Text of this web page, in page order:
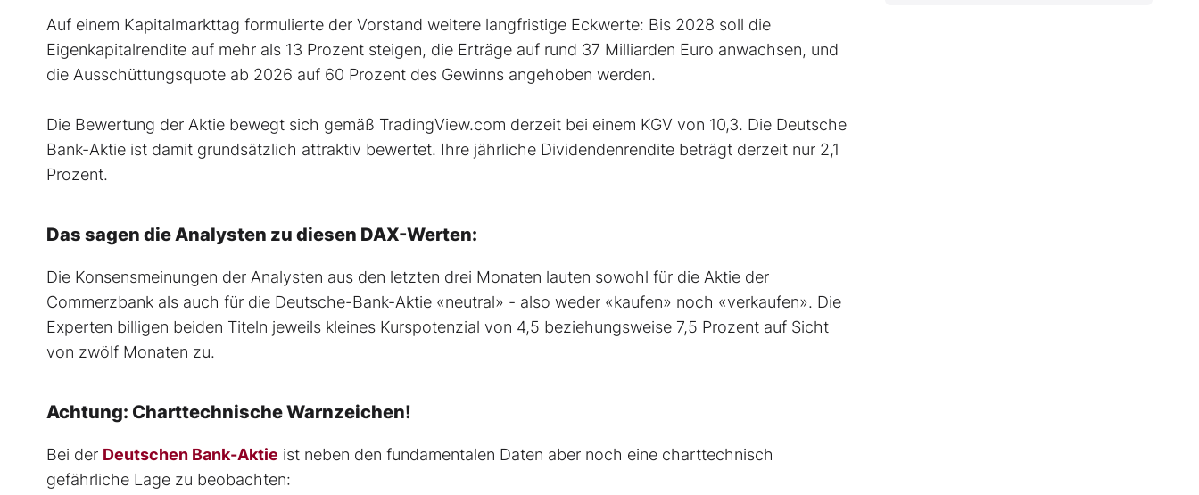
Auf einem Kapitalmarkttag formulierte der Vorstand weitere langfristige Eckwerte: Bis 2028 soll die
Eigenkapitalrendite auf mehr als 13 Prozent steigen, die Erträge auf rund 37 Milliarden Euro anwachsen, und
die Ausschüttungsquote ab 2026 auf 60 Prozent des Gewinns angehoben werden.
Die Bewertung der Aktie bewegt sich gemäß TradingView.com derzeit bei einem KGV von 10,3. Die Deutsche
Bank-Aktie ist damit grundsätzlich attraktiv bewertet. Ihre jährliche Dividendenrendite beträgt derzeit nur 2,1
Prozent.
Das sagen die Analysten zu diesen DAX-Werten:
Die Konsensmeinungen der Analysten aus den letzten drei Monaten lauten sowohl für die Aktie der
Commerzbank als auch für die Deutsche-Bank-Aktie «neutral» - also weder «kaufen» noch «verkaufen». Die
Experten billigen beiden Titeln jeweils kleines Kurspotenzial von 4,5 beziehungsweise 7,5 Prozent auf Sicht
von zwölf Monaten zu.
Achtung: Charttechnische Warnzeichen!
Bei der Deutschen Bank-Aktie ist neben den fundamentalen Daten aber noch eine charttechnisch
gefährliche Lage zu beobachten: